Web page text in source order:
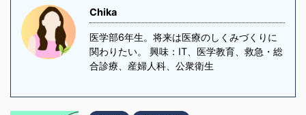
Chika
医学部6年生。将来は医療のしくみづくりに
関わりたい。 興味：IT、医学教育、救急・総
合診療、産婦人科、公衆衛生